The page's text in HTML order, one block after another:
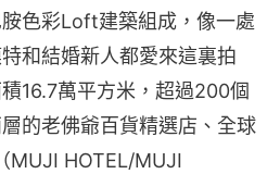
色彩Loft建築組成，像一處
和結婚新人都愛來這裏拍
16.7萬平方米，超過200個
的老佛爺百貨精選店、全球
MUJI HOTEL/MUJI